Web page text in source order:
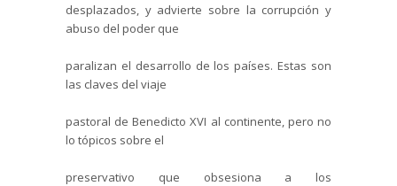
desplazados, y advierte sobre la corrupción y
abuso del poder que
paralizan el desarrollo de los países. Estas son
las claves del viaje
pastoral de Benedicto XVI al continente, pero no
lo tópicos sobre el
preservativo que obsesiona a los